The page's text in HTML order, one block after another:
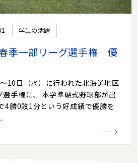
学生の活躍
季一部リーグ選手権 優
10日（水）に行われた北海道地区
手権に、 本学準硬式野球部が出
4勝0敗1分という好成績で優勝を